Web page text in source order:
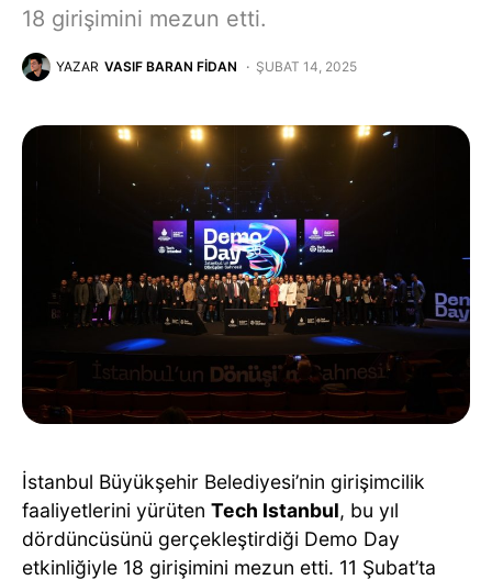
18 girişimini mezun etti.
YAZAR VASIF BARAN FIDAN ŞUBAT 14, 2025
İstanbul Büyükşehir Belediyesi’nin girişimcilik
faaliyetlerini yürüten Tech Istanbul, bu yıl
dördüncüsünü gerçekleştirdiği Demo Day
etkinliğiyle 18 girişimini mezun etti. 11 Şubat’ta